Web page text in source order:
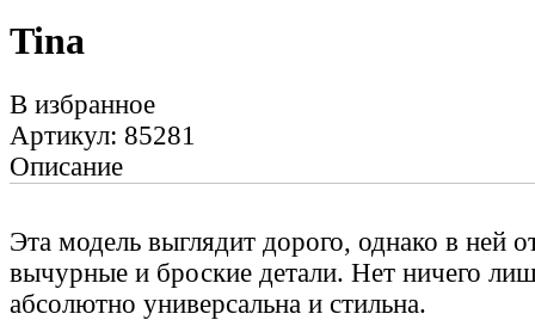
Tina
В избранное
Артикул: 85281
Описание
Эта модель выглядит дорого, однако в ней
вычурные и броские детали. Нет ничего
абсолютно универсальна и стильна.